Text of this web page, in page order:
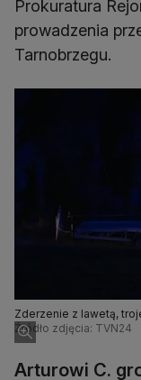
Prokuratura
prowadzenia
Tarnobrzegu.
Zderzenie z lawetą,
Źródło zdjęcia: TVN24
Arturowi C.